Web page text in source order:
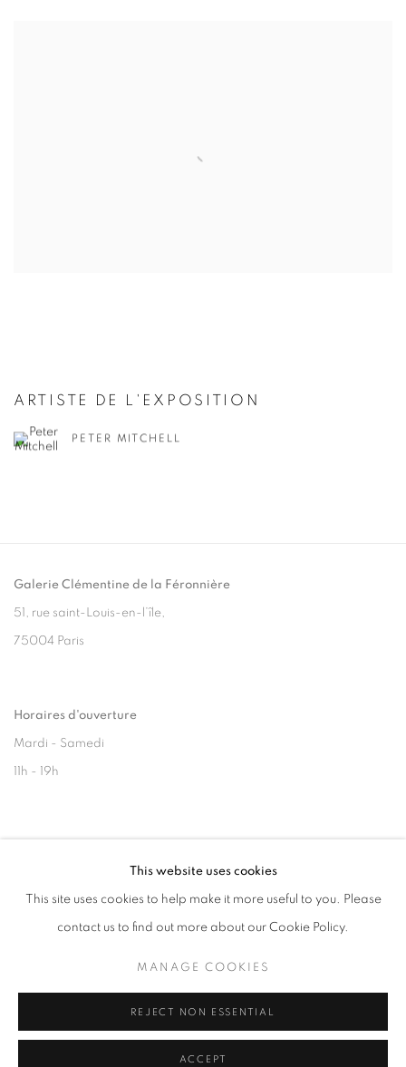
ARTISTE DE L'EXPOSITION
PETER MITCHELL
Galerie Clémentine de la Féronnière
51, rue saint-Louis-en-l’île,
75004 Paris
Horaires d'ouverture
Mardi - Samedi
11h - 19h
mail@galerieclementinedelaferonniere.fr
COPYRIGHT © CLÉMENTINE DE LA FÉRONNIÈRE. 2026
SITE BY ARTLOGIC
This website uses cookies
This site uses cookies to help make it more useful to you. Please
contact us to find out more about our Cookie Policy.
MANAGE COOKIES
REJECT NON ESSENTIAL
ACCEPT